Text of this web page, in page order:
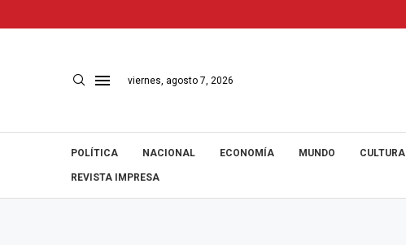
viernes, agosto 7, 2026
POLÍTICA NACIONAL ECONOMÍA MUNDO CULTURA
REVISTA IMPRESA